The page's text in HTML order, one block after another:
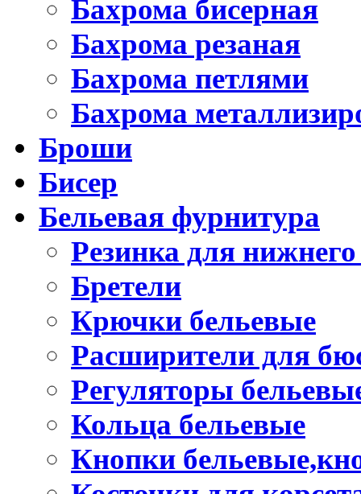
Бахрома бисерная
Бахрома резаная
Бахрома петлями
Бахрома
Броши
Бисер
Бельевая фурнитура
Резинка для
Бретели
Крючки бельевые
Расширители для
Регуляторы
Кольца бельевые
Кнопки